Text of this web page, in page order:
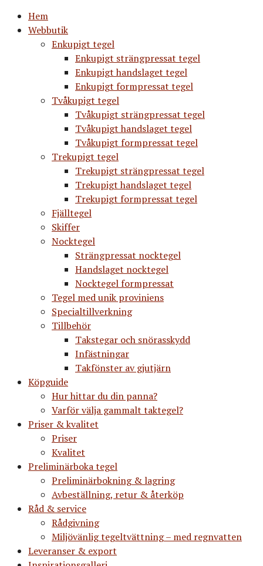
Hem
Webbutik
Enkupigt tegel
Enkupigt strängpressat tegel
Enkupigt handslaget tegel
Enkupigt formpressat tegel
Tvåkupigt tegel
Tvåkupigt strängpressat tegel
Tvåkupigt handslaget tegel
Tvåkupigt formpressat tegel
Trekupigt tegel
Trekupigt strängpressat tegel
Trekupigt handslaget tegel
Trekupigt formpressat tegel
Fjälltegel
Skiffer
Nocktegel
Strängpressat nocktegel
Handslaget nocktegel
Nocktegel formpressat
Tegel med unik proviniens
Specialtillverkning
Tillbehör
Takstegar och snörasskydd
Infästningar
Takfönster av gjutjärn
Köpguide
Hur hittar du din panna?
Varför välja gammalt taktegel?
Priser & kvalitet
Priser
Kvalitet
Preliminärboka tegel
Preliminärbokning & lagring
Avbeställning, retur & återköp
Råd & service
Rådgivning
Miljövänlig tegeltvättning – med regnvatten
Leveranser & export